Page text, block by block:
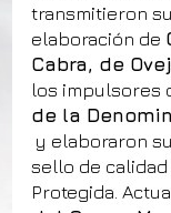
transmitieron s
elaboración de
Cabra, de
los impulsores
de la
y elaboraron
sello de
Protegida.